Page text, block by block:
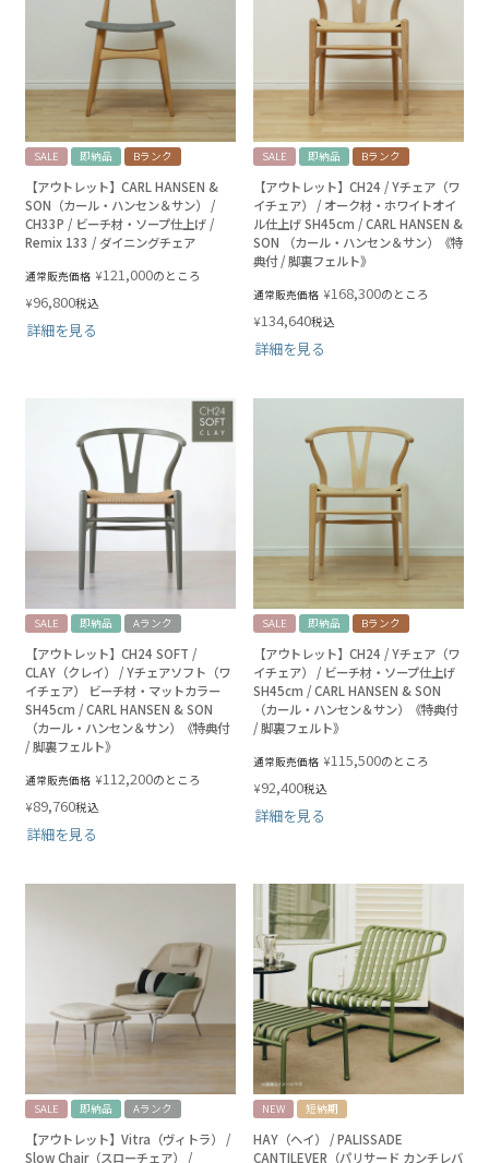
SALE 即納品 Bランク
【アウトレット】CARL HANSEN &
SON（カール・ハンセン＆サン） /
CH33P / ビーチ材・ソープ仕上げ /
Remix 133 / ダイニングチェア
通常販売価格 ¥121,000のところ
¥96,800税込
詳細を見る
SALE 即納品 Bランク
【アウトレット】CH24 / Yチェア（ワ
イチェア） / オーク材・ホワイトオイ
ル仕上げ SH45cm / CARL HANSEN &
SON （カール・ハンセン＆サン）《特
典付 / 脚裏フェルト》
通常販売価格 ¥168,300のところ
¥134,640税込
詳細を見る
SALE 即納品 Aランク
【アウトレット】CH24 SOFT /
CLAY（クレイ） / Yチェアソフト（ワ
イチェア） ビーチ材・マットカラー
SH45cm / CARL HANSEN & SON
（カール・ハンセン＆サン）《特典付
/ 脚裏フェルト》
通常販売価格 ¥112,200のところ
¥89,760税込
詳細を見る
SALE 即納品 Bランク
【アウトレット】CH24 / Yチェア（ワ
イチェア） / ビーチ材・ソープ仕上げ
SH45cm / CARL HANSEN & SON
（カール・ハンセン＆サン）《特典付
/ 脚裏フェルト》
通常販売価格 ¥115,500のところ
¥92,400税込
詳細を見る
SALE 即納品 Aランク
【アウトレット】Vitra（ヴィトラ） /
Slow Chair（スローチェア） /
NEW 短納期
HAY（ヘイ） / PALISSADE
CANTILEVER（パリサード カンチレバ